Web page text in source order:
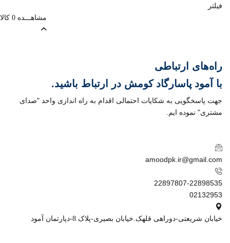
فیلتر
مشاهـــده 0 کالا
راه‌های ارتباطی
با
آمود پاسارگاد کومش در ارتباط باشید.
جهت پاسخگویی به شکایات احتمالی اقدام به راه اندازی واحد "صدای
مشتری" نموده ایم.
amoodpk.ir@gmail.com
22897807-22898535
02132953
خیابان شریعتی-دوراهی قلهک.خیابان بصیری-پلاک 8-دپارتمان آمود